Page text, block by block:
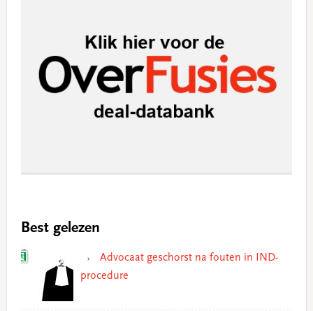
Best gelezen
Advocaat geschorst na fouten in IND-
procedure